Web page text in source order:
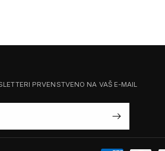
PRVENSTVENO NA VAŠ E-MAIL